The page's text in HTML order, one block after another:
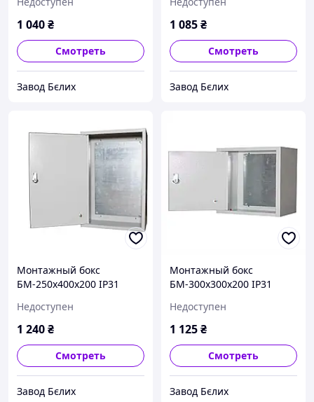
1 040₴
Смотреть
Завод Бєлих
1 085₴
Смотреть
Завод Бєлих
Монтажный бокс
БМ-250х400х200 IP31
Недоступен
1 240₴
Смотреть
Завод Бєлих
Монтажный бокс
БМ-300х300х200 IP31
Недоступен
1 125₴
Смотреть
Завод Бєлих